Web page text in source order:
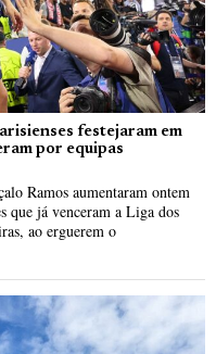
festejaram em
por equipas
Ramos aumentaram ontem
que já venceram a Liga dos
ao erguerem o